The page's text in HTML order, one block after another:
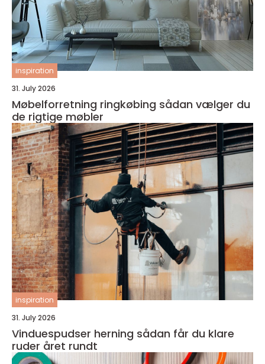
inspiration
31. July 2026
Møbelforretning ringkøbing sådan vælger du
de rigtige møbler
inspiration
31. July 2026
Vinduespudser herning sådan får du klare
ruder året rundt